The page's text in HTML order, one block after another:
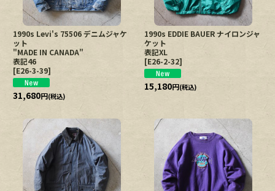
1990s Levi's 75506 デニムジャケ
ット
"MADE IN CANADA"
表記46
[E26-3-39]
31,680円(税込)
1990s EDDIE BAUER ナイロンジャ
ケット
表記XL
[E26-2-32]
15,180円(税込)